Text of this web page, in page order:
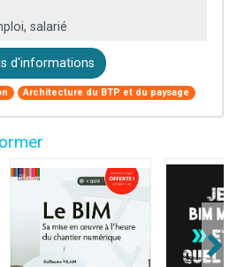
salarié
d'informations
Architecture du BTP et du paysage